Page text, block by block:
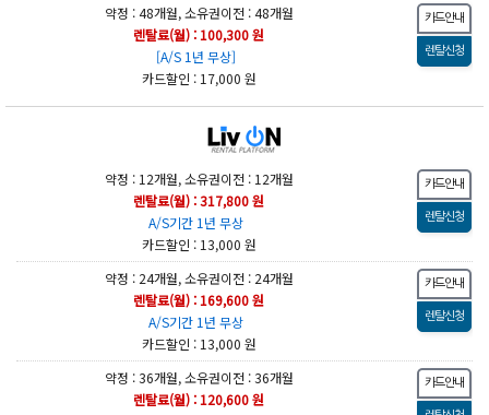
약정 : 48개월, 소유권이전 : 48개월
렌탈료(월) : 100,300 원
[A/S 1년 무상]
카드할인 : 17,000 원
약정 : 12개월, 소유권이전 : 12개월
렌탈료(월) : 317,800 원
A/S기간 1년 무상
카드할인 : 13,000 원
약정 : 24개월, 소유권이전 : 24개월
렌탈료(월) : 169,600 원
A/S기간 1년 무상
카드할인 : 13,000 원
약정 : 36개월, 소유권이전 : 36개월
렌탈료(월) : 120,600 원